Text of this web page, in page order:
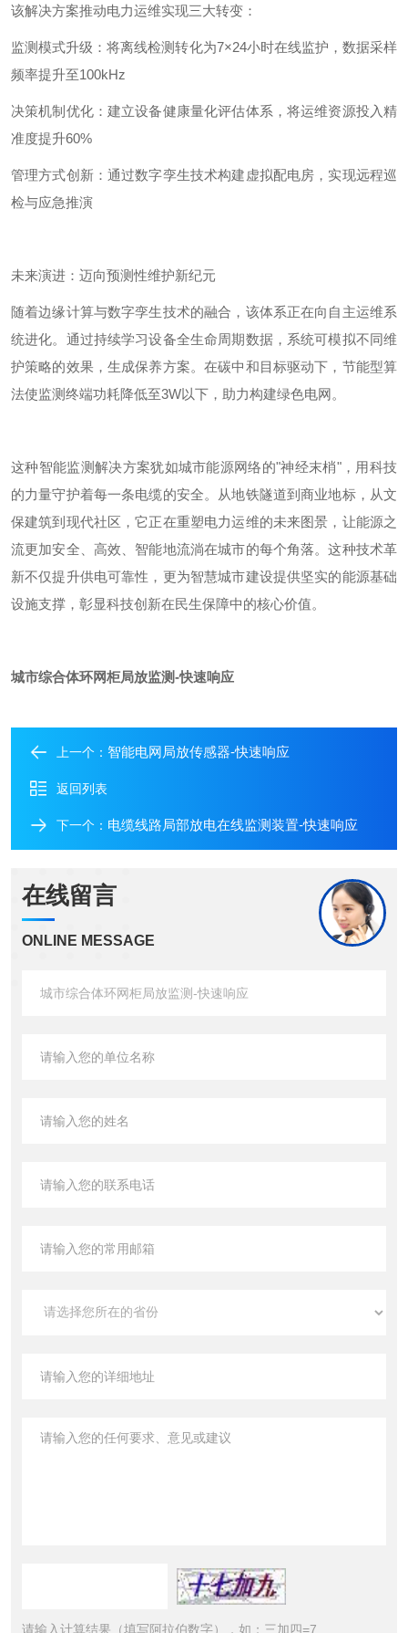
该解决方案推动电力运维实现三大转变：
监测模式升级：将离线检测转化为7×24小时在线监护，数据采样
频率提升至100kHz
决策机制优化：建立设备健康量化评估体系，将运维资源投入精
准度提升60%
管理方式创新：通过数字孪生技术构建虚拟配电房，实现远程巡
检与应急推演
未来演进：迈向预测性维护新纪元
随着边缘计算与数字孪生技术的融合，该体系正在向自主运维系
统进化。通过持续学习设备全生命周期数据，系统可模拟不同维
护策略的效果，生成保养方案。在碳中和目标驱动下，节能型算
法使监测终端功耗降低至3W以下，助力构建绿色电网。
这种智能监测解决方案犹如城市能源网络的"神经末梢"，用科技
的力量守护着每一条电缆的安全。从地铁隧道到商业地标，从文
保建筑到现代社区，它正在重塑电力运维的未来图景，让能源之
流更加安全、高效、智能地流淌在城市的每个角落。这种技术革
新不仅提升供电可靠性，更为智慧城市建设提供坚实的能源基础
设施支撑，彰显科技创新在民生保障中的核心价值。
城市综合体环网柜局放监测-快速响应
上一个： 智能电网局放传感器-快速响应
返回列表
下一个： 电缆线路局部放电在线监测装置-快速响应
在线留言
ONLINE MESSAGE
请输入计算结果（填写阿拉伯数字），如：三加四=7